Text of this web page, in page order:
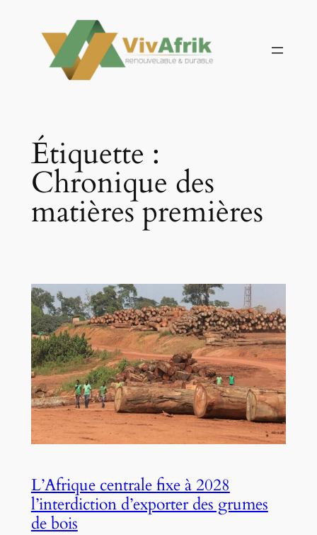
contenu
Étiquette :
Chronique des
matières premières
L’Afrique centrale fixe à 2028
l’interdiction d’exporter des grumes
de bois